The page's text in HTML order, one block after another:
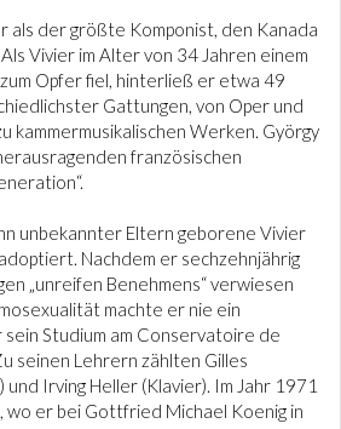
als der größte Komponist, den Kanada
Vivier im Alter von 34 Jahren einem
Opfer fiel, hinterließ er etwa 49
Gattungen, von Oper und
kammermusikalischen Werken. György
französischen
unbekannter Eltern geborene Vivier
Nachdem er sechzehnjährig
„unreifen Benehmens“ verwiesen
machte er nie ein
sein Studium am Conservatoire de
seinen Lehrern zählten Gilles
und Irving Heller (Klavier). Im Jahr 1971
wo er bei Gottfried Michael Koenig in